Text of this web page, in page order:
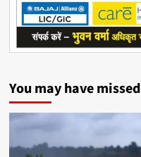
You may have missed